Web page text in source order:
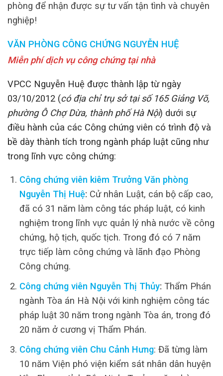
phòng để nhận được sự tư vấn tận tình và chuyên
nghiệp!
VĂN PHÒNG CÔNG CHỨNG NGUYỄN HUỆ
Miễn phí dịch vụ công chứng tại nhà
VPCC Nguyễn Huệ được thành lập từ ngày
03/10/2012 (có địa chỉ trụ sở tại số 165 Giảng Võ,
phường Ô Chợ Dừa, thành phố Hà Nội) dưới sự
điều hành của các Công chứng viên có trình độ và
bề dày thành tích trong ngành pháp luật cũng như
trong lĩnh vực công chứng:
Công chứng viên kiêm Trưởng Văn phòng
Nguyễn Thị Huệ: Cử nhân Luật, cán bộ cấp cao,
đã có 31 năm làm công tác pháp luật, có kinh
nghiệm trong lĩnh vực quản lý nhà nước về công
chứng, hộ tịch, quốc tịch. Trong đó có 7 năm
trực tiếp làm công chứng và lãnh đạo Phòng
Công chứng.
Công chứng viên Nguyễn Thị Thủy: Thẩm Phán
ngành Tòa án Hà Nội với kinh nghiệm công tác
pháp luật 30 năm trong ngành Tòa án, trong đó
20 năm ở cương vị Thẩm Phán.
Công chứng viên Chu Cảnh Hưng: Đã từng làm
10 năm Viện phó viện kiểm sát nhân dân huyện